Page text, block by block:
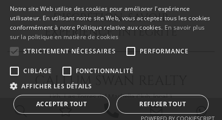
DISCRÉTION SAVOIR
EXPÉRIENCE INTÉGRITÉ
CALLUM SWAN REALTY
Urb. Las Torres del Marbella Club, local 1
Blvd. Principe Alfonso de Hohenlohe
ENGLISH
SPANISH
FRENCH
Notre site Web utilise des cookies pour améliorer l'expérience
utilisateur. En utilisant notre site Web, vous acceptez tous les cookies
conformément à notre Politique relative aux cookies. En savoir plus
sur la politique en matière de cookies
STRICTEMENT NÉCESSAIRES
PERFORMANCE
CIBLAGE
FONCTIONNALITÉ
AFFICHER LES DÉTAILS
ACCEPTER TOUT REFUSER TOUT
POWERED BY COOKIESCRIPT